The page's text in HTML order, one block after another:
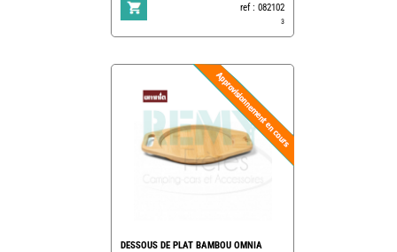
ref : 082102
3
DESSOUS DE PLAT BAMBOU OMNIA